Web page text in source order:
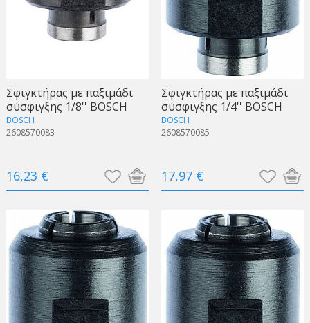
Σφιγκτήρας με παξιμάδι
σύσφιγξης 1/8'' BOSCH
BOSCH
2608570083
16,23 €
Σφιγκτήρας με παξιμάδι
σύσφιγξης 1/4'' BOSCH
BOSCH
2608570085
17,97 €